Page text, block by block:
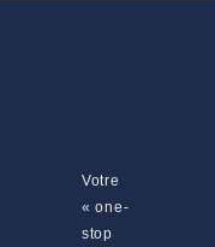
Votre
« one-
stop